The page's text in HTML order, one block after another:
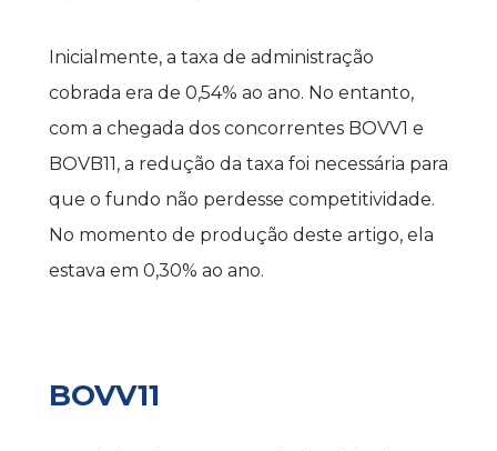
Inicialmente, a taxa de administração
cobrada era de 0,54% ao ano. No entanto,
com a chegada dos concorrentes BOVV1 e
BOVB11, a redução da taxa foi necessária para
que o fundo não perdesse competitividade.
No momento de produção deste artigo, ela
estava em 0,30% ao ano.
BOVV11